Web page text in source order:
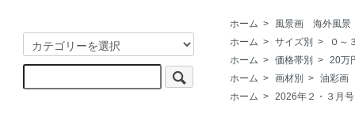
ホーム >
風景画 海外風景
ホーム > サイズ別 >
０～
ホーム > 価格帯別 > 20万
ホーム > 画材別 > 油彩画
ホーム > 2026年２・３月